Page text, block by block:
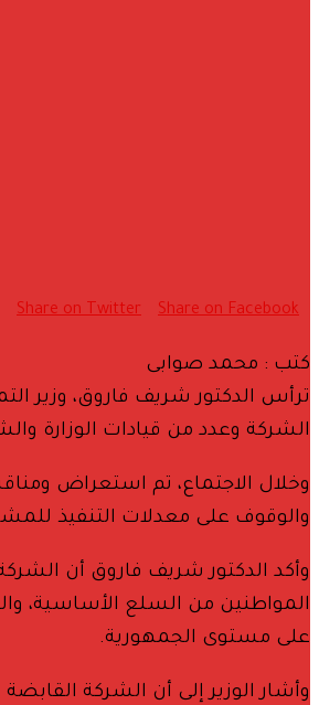
Share on Facebook
Share on Twitter
كتب : محمد صوابى
ترأس الدكتور شريف فاروق، وزير
الشركة وعدد من قيادات الوزارة
وخلال الاجتماع، تم استعراض
والوقوف على معدلات التنفيذ
وأكد الدكتور شريف فاروق أن
المواطنين من السلع الأساسية،
على مستوى الجمهورية.
وأشار الوزير إلى أن الشركة